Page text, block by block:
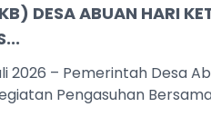
DESA ABUAN HARI
2026 – Pemerintah Desa
Pengasuhan